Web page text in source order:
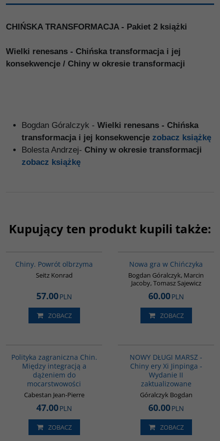
CHIŃSKA TRANSFORMACJA - Pakiet 2 książki
Wielki renesans - Chińska transformacja i jej
konsekwencje / Chiny w okresie transformacji
Bogdan Góralczyk - Wielki renesans - Chińska
transformacja i jej konsekwencje zobacz książkę
Bolesta Andrzej- Chiny w okresie transformacji
zobacz książkę
Kupujący ten produkt kupili także:
Chiny. Powrót olbrzyma
Seitz Konrad
57.00PLN
ZOBACZ
Nowa gra w Chińczyka
Bogdan Góralczyk, Marcin
Jacoby, Tomasz Sajewicz
60.00PLN
ZOBACZ
Polityka zagraniczna Chin.
Między integracją a
dążeniem do
mocarstwowości
Cabestan Jean-Pierre
47.00PLN
ZOBACZ
NOWY DŁUGI MARSZ -
Chiny ery Xi Jinpinga -
Wydanie II
zaktualizowane
Góralczyk Bogdan
60.00PLN
ZOBACZ